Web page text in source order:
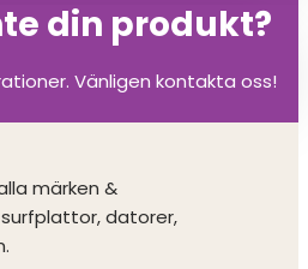
din produkt?
Vänligen kontakta oss!
märken &
datorer,